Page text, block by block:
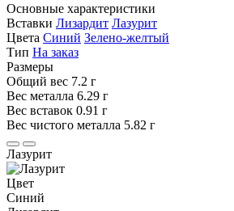
Основные характеристики
Вставки Лизардит Лазурит
Цвета Синий Зелено-желтый
Тип На заказ
Размеры
Общий вес 7.2 г
Вес металла 6.29 г
Вес вставок 0.91 г
Вес чистого металла 5.82 г
Лазурит
Цвет
Синий